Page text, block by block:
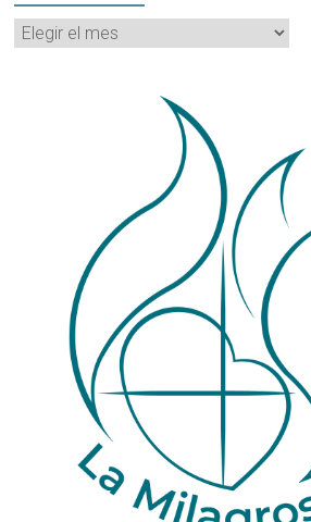
Archivos